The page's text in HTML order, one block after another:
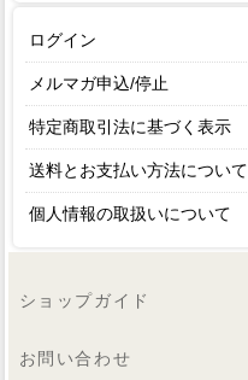
ログイン
メルマガ申込/停止
特定商取引法に基づく表示
送料とお支払い方法について
個人情報の取扱いについて
ショップガイド
お問い合わせ